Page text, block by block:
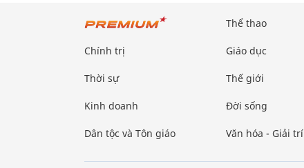
Chính trị
Thời sự
Kinh doanh
Dân tộc và Tôn giáo
Thể thao
Giáo dục
Thế giới
Đời sống
Văn hóa - Giải trí